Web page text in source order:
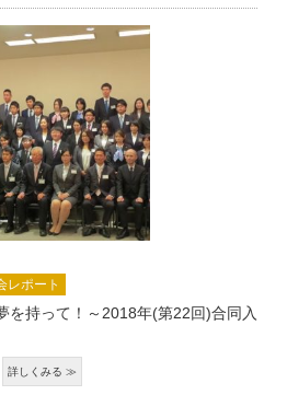
レポート
を持って！～2018年(第22回)合同入